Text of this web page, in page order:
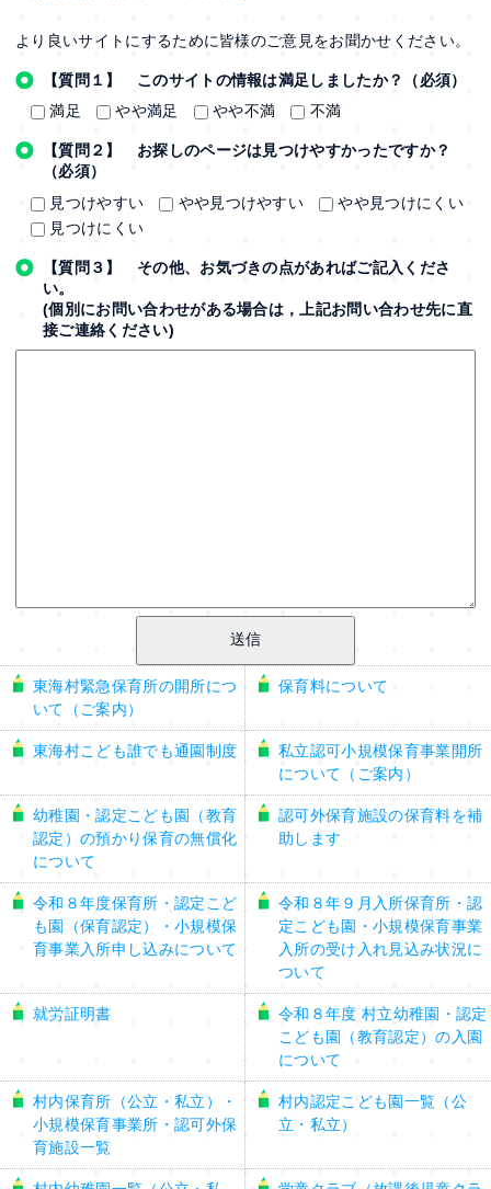
より良いサイトにするために皆様のご意見をお聞かせください。
【質問１】 このサイトの情報は満足しましたか？（必須）
満足
やや満足 やや不満 不満
【質問２】 お探しのページは見つけやすかったですか？
（必須）
見つけやすい
やや見つけやすい
やや見つけにくい
見つけにくい
【質問３】 その他、お気づきの点があればご記入くださ
い。
(個別にお問い合わせがある場合は，上記お問い合わせ先に直
接ご連絡ください)
東海村緊急保育所の開所につ
いて（ご案内）
保育料について
東海村こども誰でも通園制度
私立認可小規模保育事業開所
について（ご案内）
幼稚園・認定こども園（教育
認定）の預かり保育の無償化
について
認可外保育施設の保育料を補
助します
令和８年度保育所・認定こど
も園（保育認定）・小規模保
育事業入所申し込みについて
令和８年９月入所保育所・認
定こども園・小規模保育事業
入所の受け入れ見込み状況に
ついて
就労証明書
令和８年度 村立幼稚園・認定
こども園（教育認定）の入園
について
村内保育所（公立・私立）・
小規模保育事業所・認可外保
育施設一覧
村内認定こども園一覧（公
立・私立）